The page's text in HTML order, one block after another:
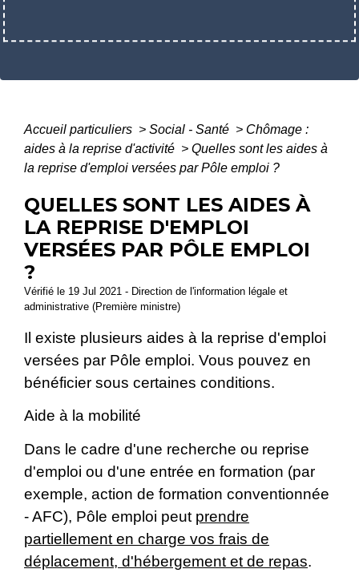
Accueil particuliers > Social - Santé > Chômage :
aides à la reprise d'activité > Quelles sont les aides à
la reprise d'emploi versées par Pôle emploi ?
QUELLES SONT LES AIDES À
LA REPRISE D'EMPLOI
VERSÉES PAR PÔLE EMPLOI
?
Vérifié le 19 Jul 2021 - Direction de l'information légale et
administrative (Première ministre)
Il existe plusieurs aides à la reprise d'emploi
versées par Pôle emploi. Vous pouvez en
bénéficier sous certaines conditions.
Aide à la mobilité
Dans le cadre d'une recherche ou reprise
d'emploi ou d'une entrée en formation (par
exemple, action de formation conventionnée
- AFC), Pôle emploi peut prendre
partiellement en charge vos frais de
déplacement, d'hébergement et de repas.